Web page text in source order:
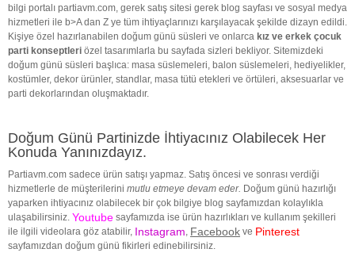
bilgi portalı partiavm.com, gerek satış sitesi gerek blog sayfası ve sosyal medya
hizmetleri ile b>A dan Z ye tüm ihtiyaçlarınızı karşılayacak şekilde dizayn edildi.
Kişiye özel hazırlanabilen doğum günü süsleri ve onlarca kız ve erkek çocuk
parti konseptleri özel tasarımlarla bu sayfada sizleri bekliyor. Sitemizdeki
doğum günü süsleri başlıca: masa süslemeleri, balon süslemeleri, hediyelikler,
kostümler, dekor ürünler, standlar, masa tütü etekleri ve örtüleri, aksesuarlar ve
parti dekorlarından oluşmaktadır.
Doğum Günü Partinizde İhtiyacınız Olabilecek Her
Konuda Yanınızdayız.
Partiavm.com sadece ürün satışı yapmaz. Satış öncesi ve sonrası verdiği
hizmetlerle de müşterilerini mutlu etmeye devam eder. Doğum günü hazırlığı
yaparken ihtiyacınız olabilecek bir çok bilgiye blog sayfamızdan kolaylıkla
ulaşabilirsiniz. Youtube sayfamızda ise ürün hazırlıkları ve kullanım şekilleri
ile ilgili videolara göz atabilir, Instagram, Facebook ve Pinterest
sayfamızdan doğum günü fikirleri edinebilirsiniz.